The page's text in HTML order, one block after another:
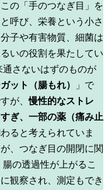
の「手のつなぎ目」を
と呼び、栄養という小さ
子や有害物質、細菌は
いの役割を果たしてい
さないはずのものが
ット（腸もれ）
」で
が、慢性的なストレ
ぎ、一部の薬（痛み止
ると考えられていま
、つなぎ目の開閉に関
腸の透過性が上がるこ
観察され、測定もでき